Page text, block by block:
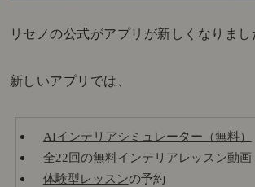
リセノの公式がアプリが新しくなりまし
新しいアプリでは、
AIインテリアシミュレーター（無料）
全22回の無料インテリアレッスン動画
体験型レッスンの予約